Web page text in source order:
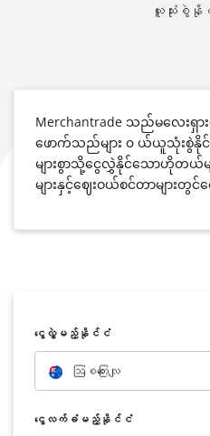
ယူသုံးစွဲ
Merchantrade သည်မလေးရှ
ဖောက်သည်များ ၀ ယ်ယူသုံးစွဲနို
များစွာသို့ငွေလွှဲနိုင်သောဟိုတယ်မ
များနှင့်ဈေးဝယ်စင်တာများတွ
‌ငွေလွှဲမည့်နိုင်ငံ
ဩစတြေးလျ
‌ငွေလက်ခံမည့်နိုင်ငံ